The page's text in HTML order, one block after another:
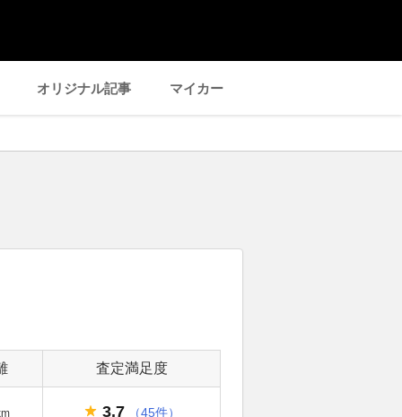
オリジナル記事 マイカー
査定満足度
3.7 （45件）